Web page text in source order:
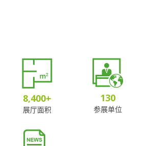
8,400+
展厅面积
130
参展单位